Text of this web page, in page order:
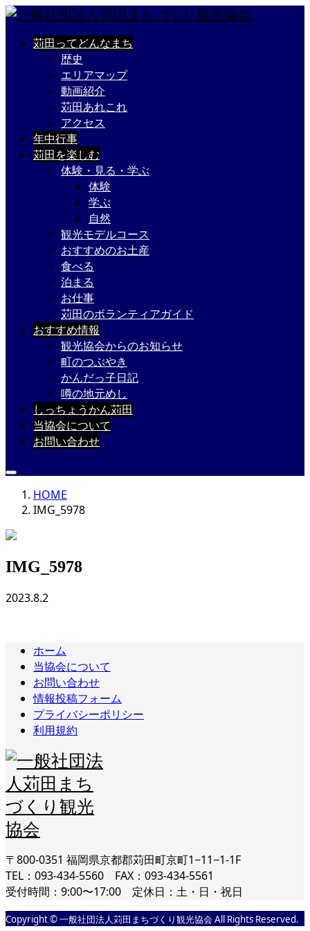
苅田ってどんなまち
歴史
エリアマップ
動画紹介
苅田あれこれ
アクセス
年中行事
苅田を楽しむ
体験・見る・学ぶ
体験
学ぶ
自然
観光モデルコース
おすすめのお土産
食べる
泊まる
お仕事
苅田のボランティアガイド
おすすめ情報
観光協会からのお知らせ
町のつぶやき
かんだっ子日記
噂の地元めし
しっちょうかん苅田
当協会について
お問い合わせ
HOME
IMG_5978
IMG_5978
2023.8.2
ホーム
当協会について
お問い合わせ
情報投稿フォーム
プライバシーポリシー
利用規約
〒800-0351 福岡県京都郡苅田町京町1−11−1-1F
TEL：093-434-5560 FAX：093-434-5561
受付時間：9:00〜17:00 定休日：土・日・祝日
Copyright © 一般社団法人苅田まちづくり観光協会 All Rights Reserved.